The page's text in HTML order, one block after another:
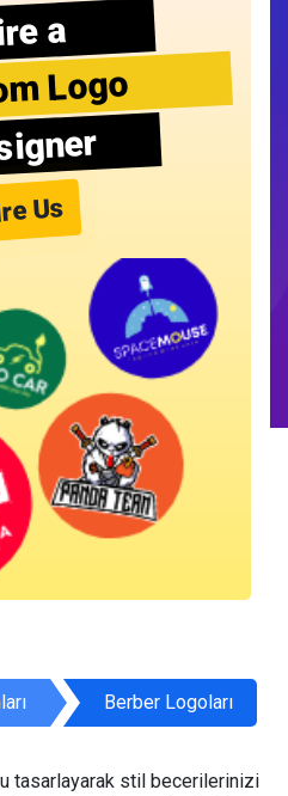
a
Logo
Us
Berber Logoları
tasarlayarak stil becerilerinizi